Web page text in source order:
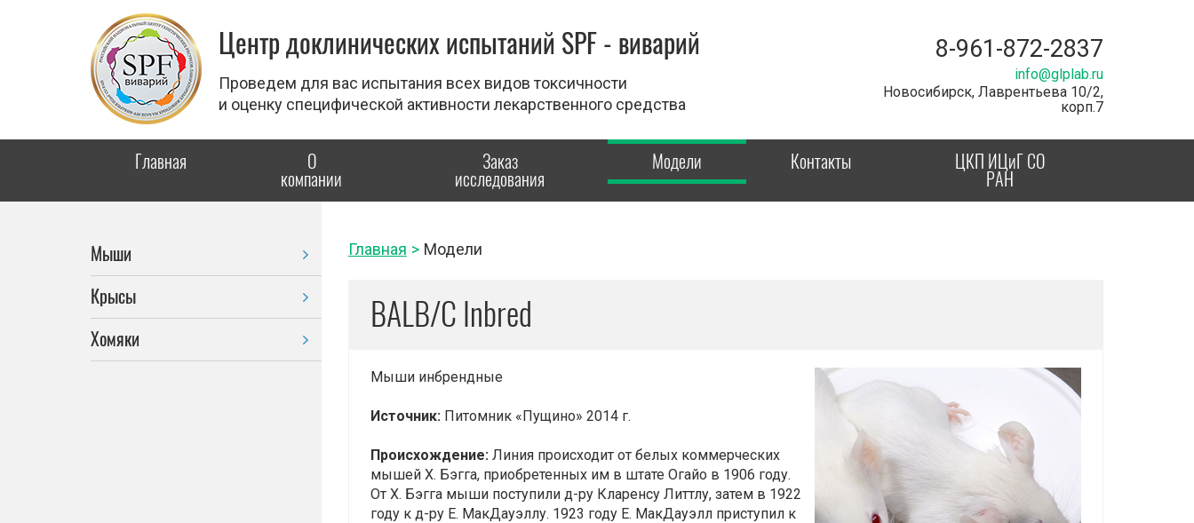
Центр доклинических испытаний SPF - виварий
Проведем для вас испытания всех видов токсичности
и оценку специфической активности лекарственного средства
8-961-872-2837
info@glplab.ru
Новосибирск, Лаврентьева 10/2,
корп.7
Главная О
компании
Заказ
исследования
Модели Контакты ЦКП ИЦиГ СО
РАН
Мыши
Крысы
Хомяки
Главная > Модели
BALB/C Inbred
Мыши инбрендные
Источник: Питомник «Пущино» 2014 г.
Происхождение: Линия происходит от белых коммерческих
мышей X. Бэгга, приобретенных им в штате Огайо в 1906 году.
От X. Бэгга мыши поступили д-ру Кларенсу Литтлу, затем в 1922
году к д-ру Е. МакДауэллу. 1923 году Е. МакДауэлл приступил к